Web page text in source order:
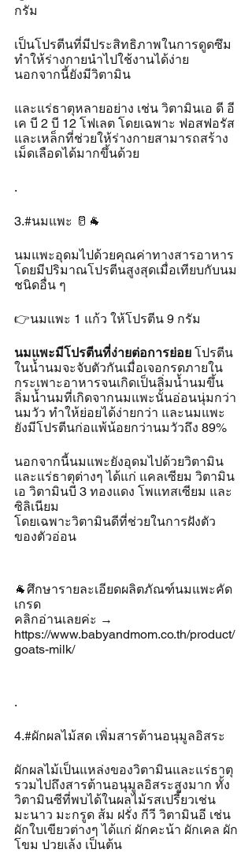
กรัม
เป็นโปรตีนที่มีประสิทธิภาพในการดูดซึม
ทำให้ร่างกายนำไปใช้งานได้ง่าย
นอกจากนี้ยังมีวิตามิน
และแร่ธาตุหลายอย่าง เช่น วิตามินเอ ดี อี
เค บี 2 บี 12 โฟเลต โดยเฉพาะ ฟอสฟอรัส
และเหล็กที่ช่วยให้ร่างกายสามารถสร้าง
เม็ดเลือดได้มากขึ้นด้วย
.
3.#นมแพะ 🥛🐐
นมแพะอุดมไปด้วยคุณค่าทางสารอาหาร
โดยมีปริมาณโปรตีนสูงสุดเมื่อเทียบกับนม
ชนิดอื่น ๆ
👉นมแพะ 1 แก้ว ให้โปรตีน 9 กรัม
นมแพะมีโปรตีนที่ง่ายต่อการย่อย โปรตีน
ในน้ำนมจะจับตัวกันเมื่อเจอกรดภายใน
กระเพาะอาหารจนเกิดเป็นลิ่มน้ำนมขึ้น
ลิ่มน้ำนมที่เกิดจากนมแพะนั้นอ่อนนุ่มกว่า
นมวัว ทำให้ย่อยได้ง่ายกว่า และนมแพะ
ยังมีโปรตีนก่อแพ้น้อยกว่านมวัวถึง 89%
นอกจากนี้นมแพะยังอุดมไปด้วยวิตามิน
และแร่ธาตุต่างๆ ได้แก่ แคลเซียม วิตามิน
เอ วิตามินบี 3 ทองแดง โพแทสเซียม และ
ซิลิเนียม
โดยเฉพาะวิตามินดีที่ช่วยในการฝังตัว
ของตัวอ่อน
🐐ศึกษารายละเอียดผลิตภัณฑ์นมแพะคัด
เกรด
คลิกอ่านเลยค่ะ →
https://www.babyandmom.co.th/product/
goats-milk/
.
4.#ผักผลไม้สด เพิ่มสารต้านอนุมูลอิสระ
ผักผลไม้เป็นแหล่งของวิตามินและแร่ธาตุ
รวมไปถึงสารต้านอนุมูลอิสระสูงมาก ทั้ง
วิตามินซีที่พบได้ในผลไม้รสเปรี้ยวเช่น
มะนาว มะกรูด ส้ม ฝรั่ง กีวี วิตามินอี เช่น
ผักใบเขียวต่างๆ ได้แก่ ผักคะน้า ผักเคล ผัก
โขม ปวยเล้ง เป็นต้น